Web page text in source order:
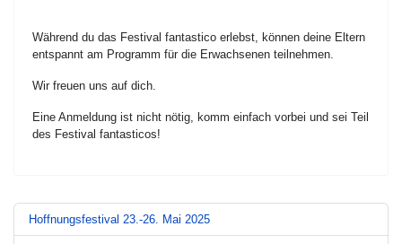
Während du das Festival fantastico erlebst, können deine Eltern
entspannt am Programm für die Erwachsenen teilnehmen.
Wir freuen uns auf dich.
Eine Anmeldung ist nicht nötig, komm einfach vorbei und sei Teil
des Festival fantasticos!
Hoffnungsfestival 23.-26. Mai 2025